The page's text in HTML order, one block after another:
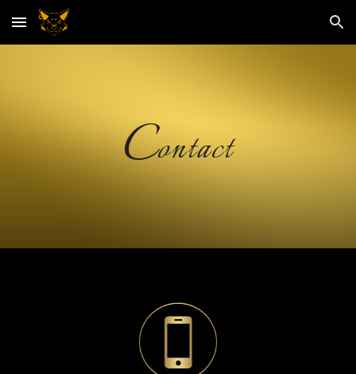
Skip to main content Skip to navigation
Contact